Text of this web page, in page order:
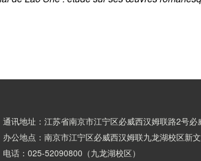
通讯地址：江苏省南京市江宁区必威西汉姆联路2号必
办公地点：南京市江宁区必威西汉姆联九龙湖校区新
电话：025-52090800（九龙湖校区）